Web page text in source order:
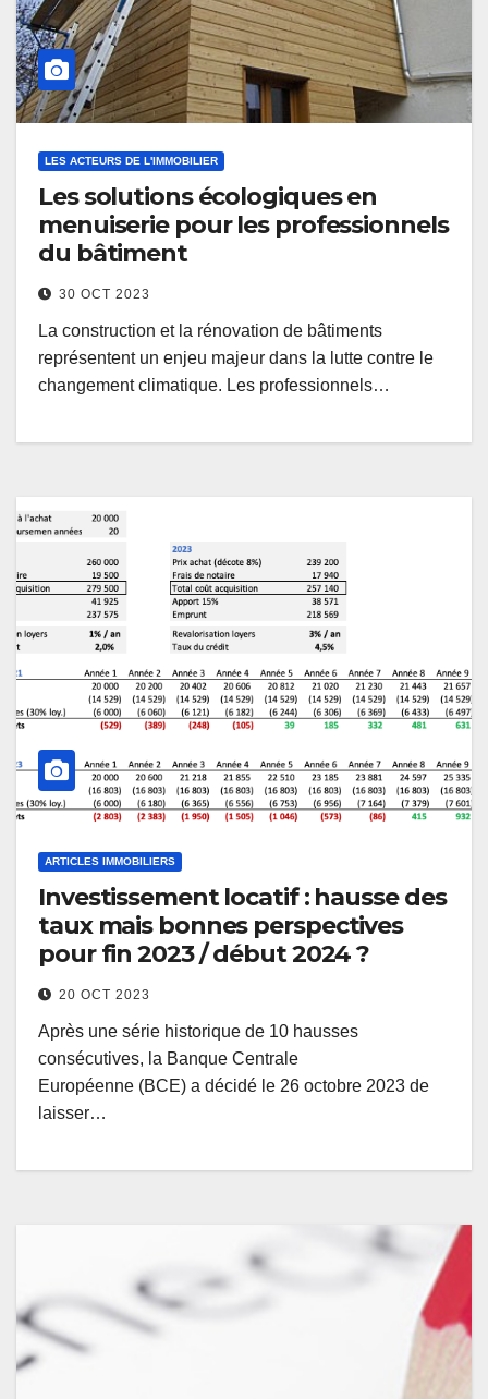
LES ACTEURS DE L'IMMOBILIER
Les solutions écologiques en
menuiserie pour les professionnels
du bâtiment
30 OCT 2023
La construction et la rénovation de bâtiments
représentent un enjeu majeur dans la lutte contre le
changement climatique. Les professionnels…
ARTICLES IMMOBILIERS
Investissement locatif : hausse des
taux mais bonnes perspectives
pour fin 2023 / début 2024 ?
20 OCT 2023
Après une série historique de 10 hausses
consécutives, la Banque Centrale
Européenne (BCE) a décidé le 26 octobre 2023 de
laisser…